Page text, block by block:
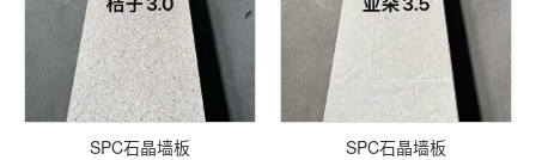
SPC石晶墙板 SPC石晶墙板